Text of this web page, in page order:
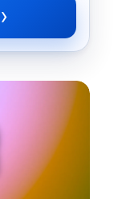
›